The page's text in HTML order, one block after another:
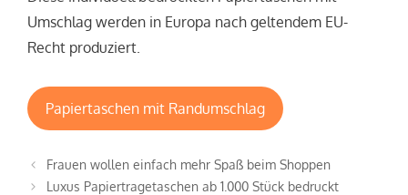
Umschlag werden in Europa nach geltendem EU-
Recht produziert.
Papiertaschen mit Randumschlag
Frauen wollen einfach mehr Spaß beim Shoppen
Luxus Papiertragetaschen ab 1.000 Stück bedruckt